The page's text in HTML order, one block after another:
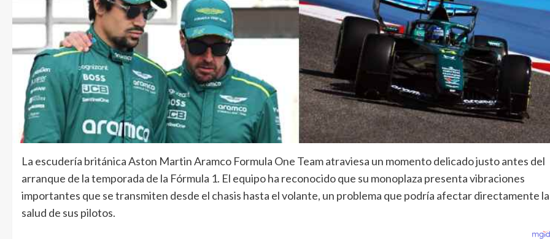
La escudería británica Aston Martin Aramco Formula One Team atraviesa un momento delicado justo antes del
arranque de la temporada de la Fórmula 1. El equipo ha reconocido que su monoplaza presenta vibraciones
importantes que se transmiten desde el chasis hasta el volante, un problema que podría afectar directamente la
salud de sus pilotos.